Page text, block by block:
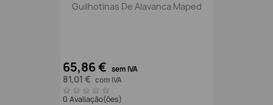
Guilhotinas De Alavanca Maped
65,86 € sem IVA
81,01 € com IVA
0 Avaliação(ões)